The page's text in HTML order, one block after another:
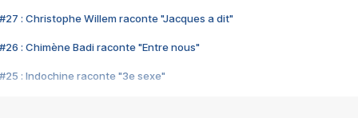
#27 : Christophe Willem raconte "Jacques a dit"
#26 : Chimène Badi raconte "Entre nous"
#25 : Indochine raconte "3e sexe"